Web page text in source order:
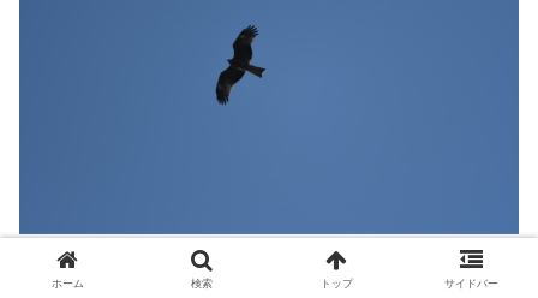
トリミング
ホーム 検索 トップ サイドバー